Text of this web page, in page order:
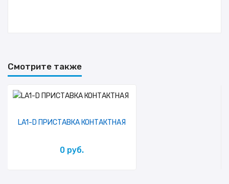
Смотрите также
LA1-D ПРИСТАВКА КОНТАКТНАЯ
0 руб.